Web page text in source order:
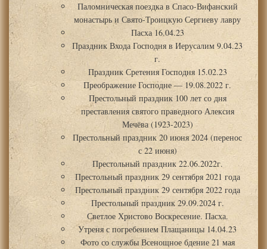
Паломническая поездка в Спасо-Вифанский
монастырь и Свято-Троицкую Сергиеву лавру
Пасха 16.04.23
Праздник Входа Господня в Иерусалим 9.04.23
г.
Праздник Сретения Господня 15.02.23
Преображение Господне — 19.08.2022 г.
Престольный праздник 100 лет со дня
преставления святого праведного Алексия
Мечёва (1923-2023)
Престольный праздник 20 июня 2024 (перенос
с 22 июня)
Престольный праздник 22.06.2022г.
Престольный праздник 29 сентября 2021 года
Престольный праздник 29 сентября 2022 года
Престольный праздник 29.09.2024 г.
Светлое Христово Воскресение. Пасха.
Утреня с погребением Плащаницы 14.04.23
Фото со службы Всенощное бдение 21 мая